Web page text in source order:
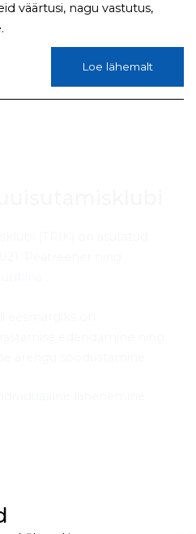
väärtusi, nagu vastutus,
Loe lähemalt